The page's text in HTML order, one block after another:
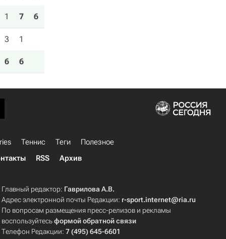
1 7 6
3 1
6 6
Теннис Теги
Полезное
RSS Архив
Главный редактор: Гаврилова А.В.
Адрес электронной почты Редакции: r-sport.internet@ria.ru
По вопросам размещения пресс-релизов и рекламы
воспользуйтесьформой обратной связи
Телефон Редакции:7 (495) 645-6601